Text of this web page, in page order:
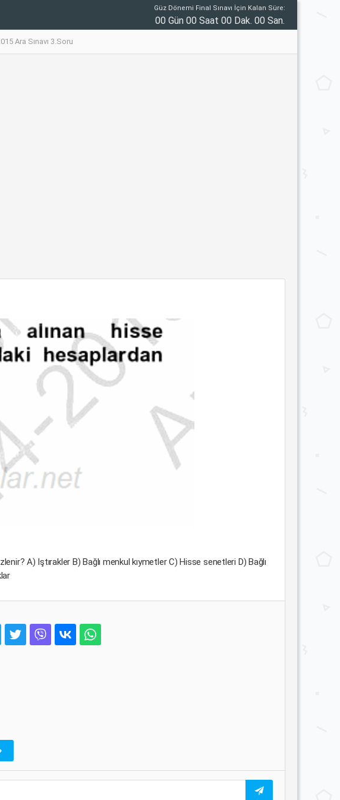
Güz Dönemi Final Sınavı İçin Kalan Süre:
00 Gün 00 Saat 00 Dak. 00 San.
Ara Sınavı 3.Soru
A) Iştırakler B) Bağlı menkul kıymetler C) Hisse senetleri D) Bağlı